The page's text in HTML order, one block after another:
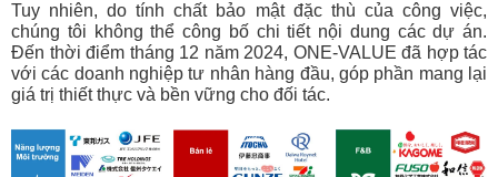
Tuy nhiên, do tính chất bảo mật đặc thù của công việc,
chúng tôi không thể công bố chi tiết nội dung các dự án.
Đến thời điểm tháng 12 năm 2024, ONE-VALUE đã hợp tác
với các doanh nghiệp tư nhân hàng đầu, góp phần mang lại
giá trị thiết thực và bền vững cho đối tác.